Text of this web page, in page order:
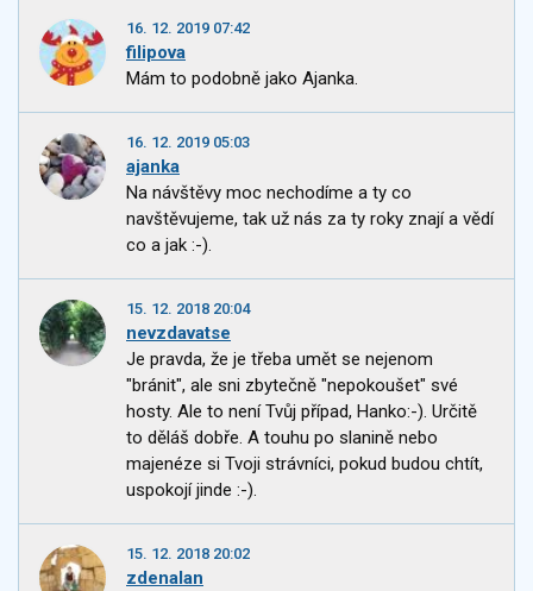
16. 12. 2019 07:42
filipova
Mám to podobně jako Ajanka.
16. 12. 2019 05:03
ajanka
Na návštěvy moc nechodíme a ty co
navštěvujeme, tak už nás za ty roky znají a vědí
co a jak :-).
15. 12. 2018 20:04
nevzdavatse
Je pravda, že je třeba umět se nejenom
"bránit", ale sni zbytečně "nepokoušet" své
hosty. Ale to není Tvůj případ, Hanko:-). Určitě
to děláš dobře. A touhu po slanině nebo
majenéze si Tvoji strávníci, pokud budou chtít,
uspokojí jinde :-).
15. 12. 2018 20:02
zdenalan